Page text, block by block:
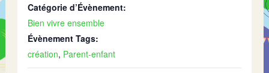
Catégorie d’Évènement:
Bien vivre ensemble
Évènement Tags:
création, Parent-enfant